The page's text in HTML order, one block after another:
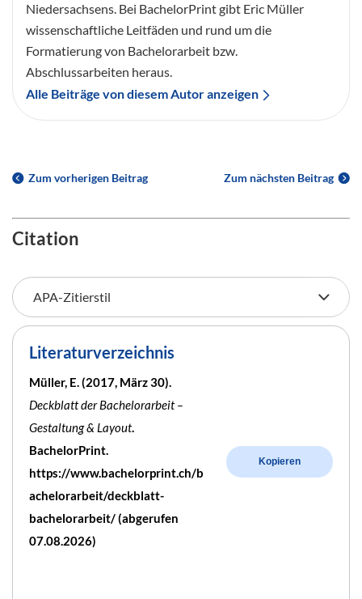
Niedersachsens. Bei BachelorPrint gibt Eric Müller
wissenschaftliche Leitfäden und rund um die
Formatierung von Bachelorarbeit bzw.
Abschlussarbeiten heraus.
Alle Beiträge von diesem Autor anzeigen
Zum vorherigen Beitrag Zum nächsten Beitrag
Citation
Literaturverzeichnis
Müller, E. (2017, März 30).
Deckblatt der Bachelorarbeit –
Gestaltung & Layout.
BachelorPrint.
https://www.bachelorprint.ch/b
achelorarbeit/deckblatt-
bachelorarbeit/ (abgerufen
07.08.2026)
Kopieren